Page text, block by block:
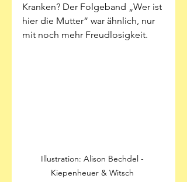
Kranken? Der Folgeband „Wer ist
hier die Mutter“ war ähnlich, nur
mit noch mehr Freudlosigkeit.
Illustration: Alison Bechdel -
Kiepenheuer & Witsch